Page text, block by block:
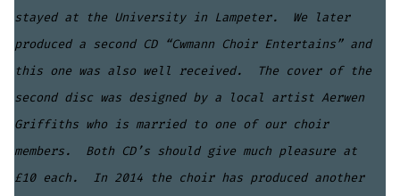
stayed at the University in Lampeter. We later
produced a second CD “Cwmann Choir Entertains” and
this one was also well received. The cover of the
second disc was designed by a local artist Aerwen
Griffiths who is married to one of our choir
members. Both CD’s should give much pleasure at
£10 each. In 2014 the choir has produced another